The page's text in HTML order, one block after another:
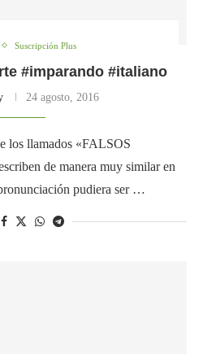
Suscripción Plus
#imparando #italiano
24 agosto, 2016
llamados «FALSOS
de manera muy similar en
pudiera ser …